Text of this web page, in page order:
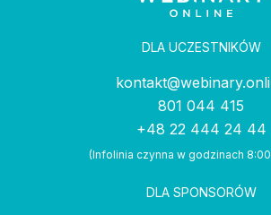
DLA UCZESTNIKÓW
801 044 415
+48 22 444 24 44
(Infolinia czynna w godzinach
DLA SPONSORÓW